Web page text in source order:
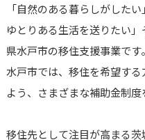
「自然のある暮らしがした
ゆとりある生活を送りたい
県水戸市の移住支援事業です。
水戸市では、移住を希望す
よう、さまざまな補助金制度
移住先として注目が高まる